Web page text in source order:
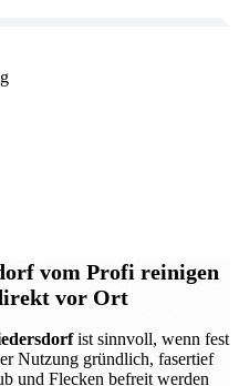
vom Profi reinigen
vor Ort
ist sinnvoll, wenn fest
Nutzung gründlich, fasertief
und Flecken befreit werden